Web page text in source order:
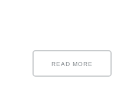
READ MORE